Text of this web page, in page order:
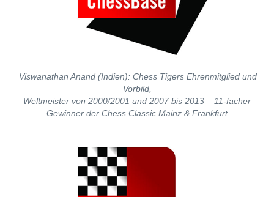
Viswanathan Anand (Indien): Chess Tigers Ehrenmitglied und
Vorbild,
Weltmeister von 2000/2001 und 2007 bis 2013 – 11-facher
Gewinner der Chess Classic Mainz & Frankfurt